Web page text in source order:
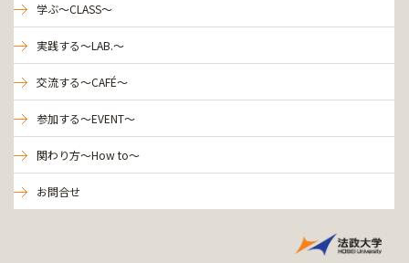
学ぶ～CLASS～
実践する～LAB.～
交流する～CAFÉ～
参加する～EVENT～
関わり方～How to～
お問合せ